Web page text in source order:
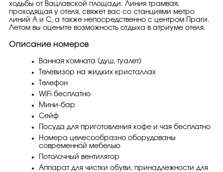
ходьбы от Вацлавской площади. Линия трамвая,
проходящая у отеля, свяжет вас со станциями метро
линий A и C, а также непосредственно с центром Праги.
Летом вы оцените возможность отдыха в атриуме отеля.
Описание номеров
Ванная комната (душ, туалет)
Телевизор на жидких кристаллах
Телефон
WiFi бесплатно
Мини-бар
Сейф
Посуда для приготовления кофе и чая бесплатно
Hомера целесообразно оборудованы
современной мебелью
Потолочный вентилятор
Аппарат для чистки обуви, принадлежности для